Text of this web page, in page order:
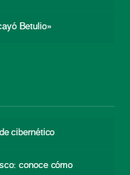
Betulio»
cibernético
conoce cómo